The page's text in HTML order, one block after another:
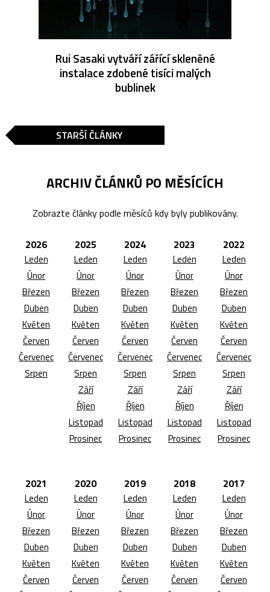
Rui Sasaki vytváří zářící skleněné
instalace zdobené tisíci malých
bublinek
STARŠÍ ČLÁNKY
ARCHIV ČLÁNKŮ PO MĚSÍCÍCH
Zobrazte články podle měsíců kdy byly publikovány.
2026
Leden
Únor
Březen
Duben
Květen
Červen
Červenec
Srpen
2025
Leden
Únor
Březen
Duben
Květen
Červen
Červenec
Srpen
Září
Říjen
Listopad
Prosinec
2024
Leden
Únor
Březen
Duben
Květen
Červen
Červenec
Srpen
Září
Říjen
Listopad
Prosinec
2023
Leden
Únor
Březen
Duben
Květen
Červen
Červenec
Srpen
Září
Říjen
Listopad
Prosinec
2022
Leden
Únor
Březen
Duben
Květen
Červen
Červenec
Srpen
Září
Říjen
Listopad
Prosinec
2021
Leden
Únor
Březen
Duben
Květen
Červen
2020
Leden
Únor
Březen
Duben
Květen
Červen
2019
Leden
Únor
Březen
Duben
Květen
Červen
2018
Leden
Únor
Březen
Duben
Květen
Červen
2017
Leden
Únor
Březen
Duben
Květen
Červen